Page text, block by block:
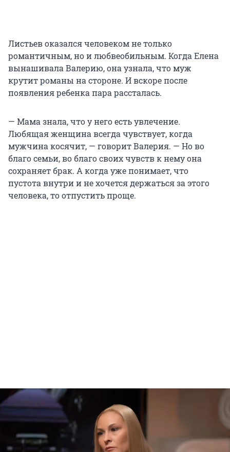
Листьев оказался человеком не только
романтичным, но и любвеобильным. Когда Елена
вынашивала Валерию, она узнала, что муж
крутит романы на стороне. И вскоре после
появления ребенка пара рассталась.
— Мама знала, что у него есть увлечение.
Любящая женщина всегда чувствует, когда
мужчина косячит, — говорит Валерия. — Но во
благо семьи, во благо своих чувств к нему она
сохраняет брак. А когда уже понимает, что
пустота внутри и не хочется держаться за этого
человека, то отпустить проще.